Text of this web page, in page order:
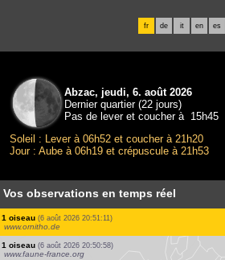
fr de it en es
Abzac, jeudi, 6. août 2026
Dernier quartier (22 jours)
Pas de lever et coucher à 15h45
Soleil : Lever à 06h52 et coucher à 21h20
Jour : Aube à 06h19 et crépuscule à 21h53
Vos observations en temps réel
6 oiseaux (6 août 2026 20:51:24)
www.faune-france.org
1 oiseau (6 août 2026 20:51:24)
www.faune-france.org